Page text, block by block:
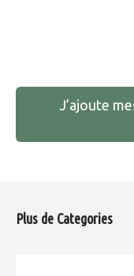
a
a
J’ajoute
Plus de Categories